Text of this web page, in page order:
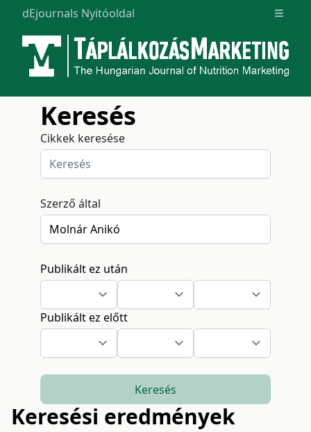
dEjournals Nyitóoldal Open
Keresés
Cikkek keresése
Szerző által
Publikált ez után
Publikált ez előtt
Keresés
Keresési eredmények